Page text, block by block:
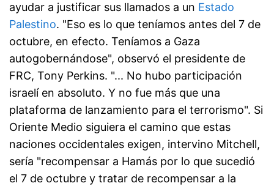
ayudar a justificar sus llamados a un Estado
Palestino. "Eso es lo que teníamos antes del 7 de
octubre, en efecto. Teníamos a Gaza
autogobernándose", observó el presidente de
FRC, Tony Perkins. "... No hubo participación
israelí en absoluto. Y no fue más que una
plataforma de lanzamiento para el terrorismo". Si
Oriente Medio siguiera el camino que estas
naciones occidentales exigen, intervino Mitchell,
sería "recompensar a Hamás por lo que sucedió
el 7 de octubre y tratar de recompensar a la